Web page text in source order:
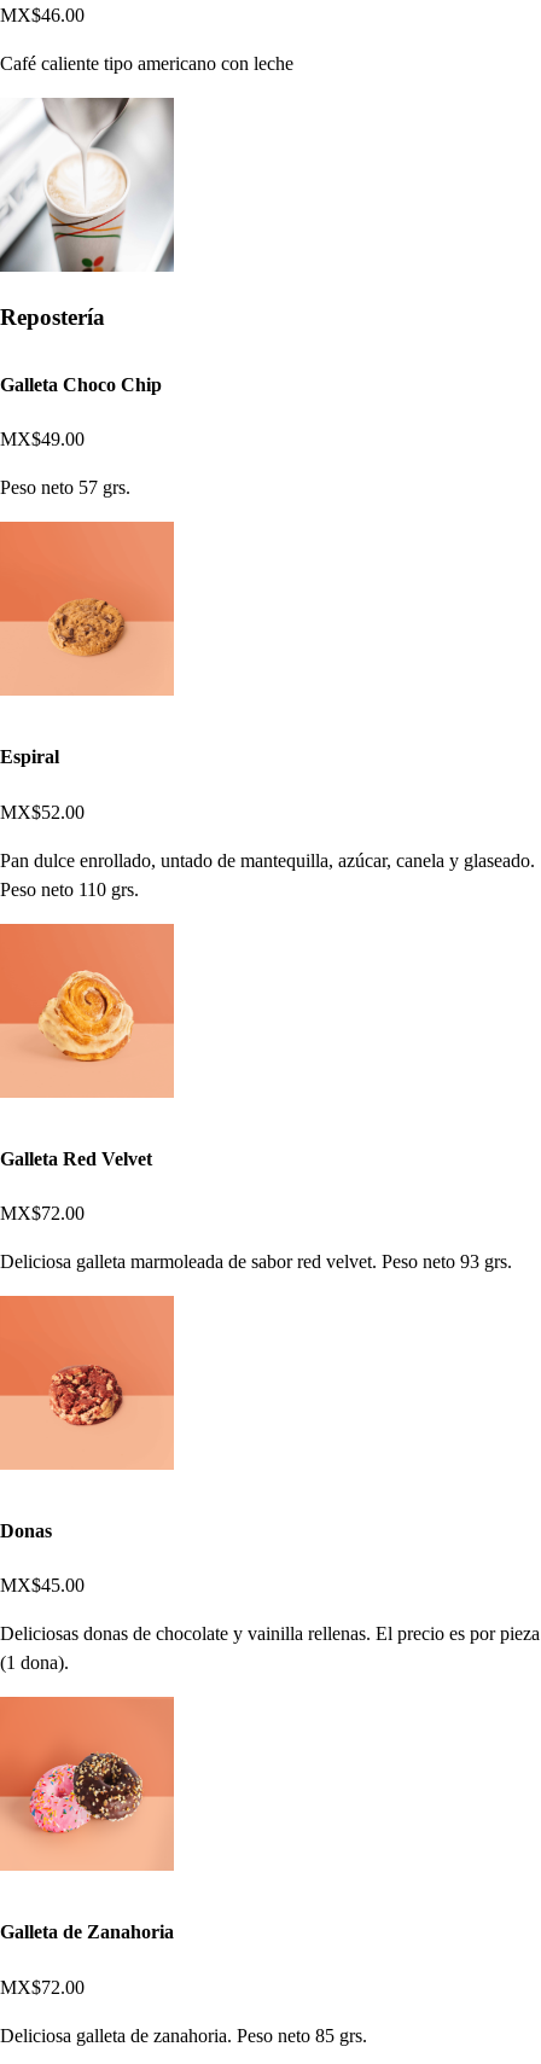
MX$46.00
Café caliente tipo americano con leche
Repostería
Galleta Choco Chip
MX$49.00
Peso neto 57 grs.
Espiral
MX$52.00
Pan dulce enrollado, untado de mantequilla, azúcar, canela y glaseado.
Peso neto 110 grs.
Galleta Red Velvet
MX$72.00
Deliciosa galleta marmoleada de sabor red velvet. Peso neto 93 grs.
Donas
MX$45.00
Deliciosas donas de chocolate y vainilla rellenas. El precio es por pieza
(1 dona).
Galleta de Zanahoria
MX$72.00
Deliciosa galleta de zanahoria. Peso neto 85 grs.